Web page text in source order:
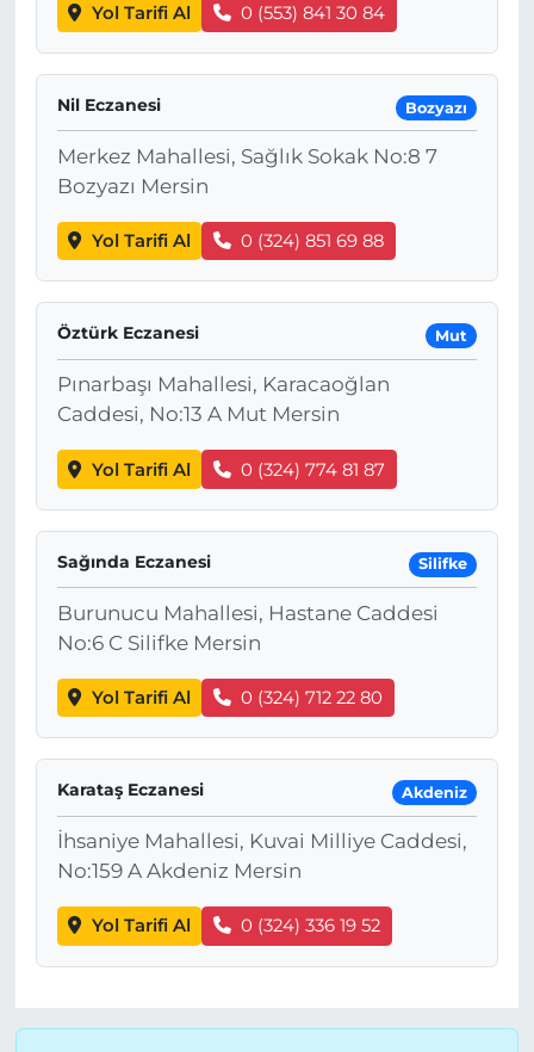
Yol Tarifi Al 0 (553) 841 30 84
Nil Eczanesi Bozyazı
Merkez Mahallesi, Sağlık Sokak No:8 7
Bozyazı Mersin
Yol Tarifi Al 0 (324) 851 69 88
Öztürk Eczanesi Mut
Pınarbaşı Mahallesi, Karacaoğlan
Caddesi, No:13 A Mut Mersin
Yol Tarifi Al 0 (324) 774 81 87
Sağında Eczanesi Silifke
Burunucu Mahallesi, Hastane Caddesi
No:6 C Silifke Mersin
Yol Tarifi Al 0 (324) 712 22 80
Karataş Eczanesi Akdeniz
İhsaniye Mahallesi, Kuvai Milliye Caddesi,
No:159 A Akdeniz Mersin
Yol Tarifi Al 0 (324) 336 19 52